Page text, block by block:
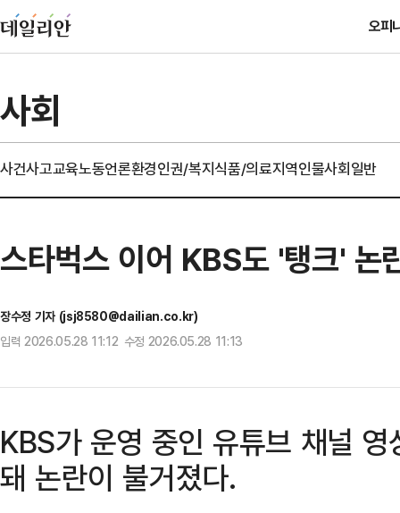
오피
사회
사건사고교육노동언론환경인권/복지식품/의료지역인물사회일반
스타벅스 이어 KBS도 '탱크'
장수정 기자 (jsj8580@dailian.co.kr)
입력 2026.05.28 11:12 수정 2026.05.28 11:13
KBS가 운영 중인 유튜브 채널
돼 논란이 불거졌다.